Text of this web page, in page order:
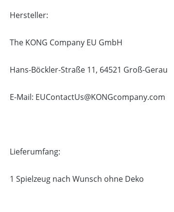
Hersteller:
The KONG Company EU GmbH
Hans-Böckler-Straße 11, 64521 Groß-Gerau
E-Mail: EUContactUs@KONGcompany.com
Lieferumfang:
1 Spielzeug nach Wunsch ohne Deko